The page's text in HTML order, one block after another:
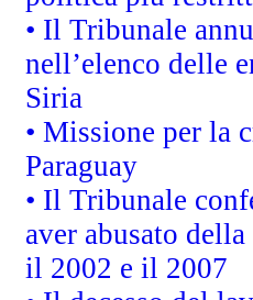
• Il Tribunale
nell’elenco delle
Siria
• Missione per la
Paraguay
• Il Tribunale
aver abusato
il 2002 e il 2007